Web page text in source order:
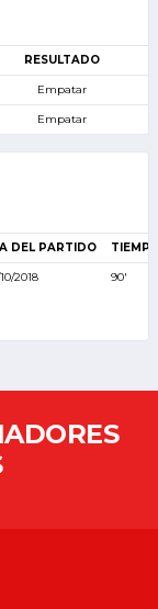
RESULTADO
Empatar
Empatar
DEL PARTIDO
2018 90'